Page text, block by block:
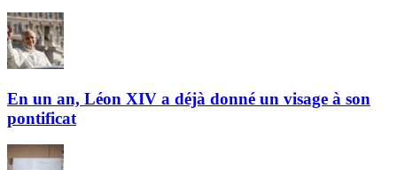
En un an, Léon XIV a déjà donné un visage à son
pontificat